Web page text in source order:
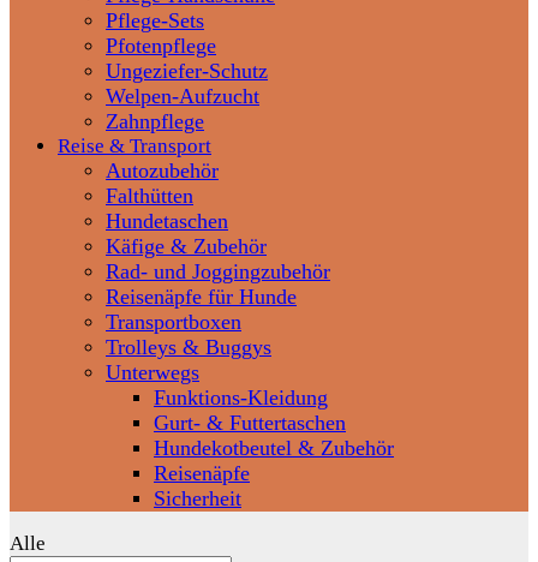
Pflege-Sets
Pfotenpflege
Ungeziefer-Schutz
Welpen-Aufzucht
Zahnpflege
Reise & Transport
Autozubehör
Falthütten
Hundetaschen
Käfige & Zubehör
Rad- und Joggingzubehör
Reisenäpfe für Hunde
Transportboxen
Trolleys & Buggys
Unterwegs
Funktions-Kleidung
Gurt- & Futtertaschen
Hundekotbeutel & Zubehör
Reisenäpfe
Sicherheit
Alle